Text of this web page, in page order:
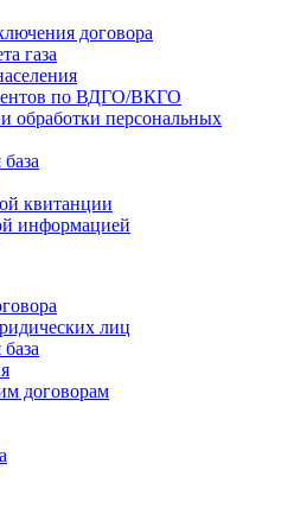
договора
газа
по ВДГО/ВКГО
обработки персональных
квитанции
информацией
лиц
договорам